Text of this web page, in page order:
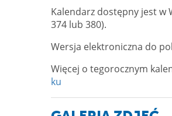
Kalendarz dostępny jest w
374 lub 380).
Wersja elektroniczna do
Więcej o tegorocznym
ku